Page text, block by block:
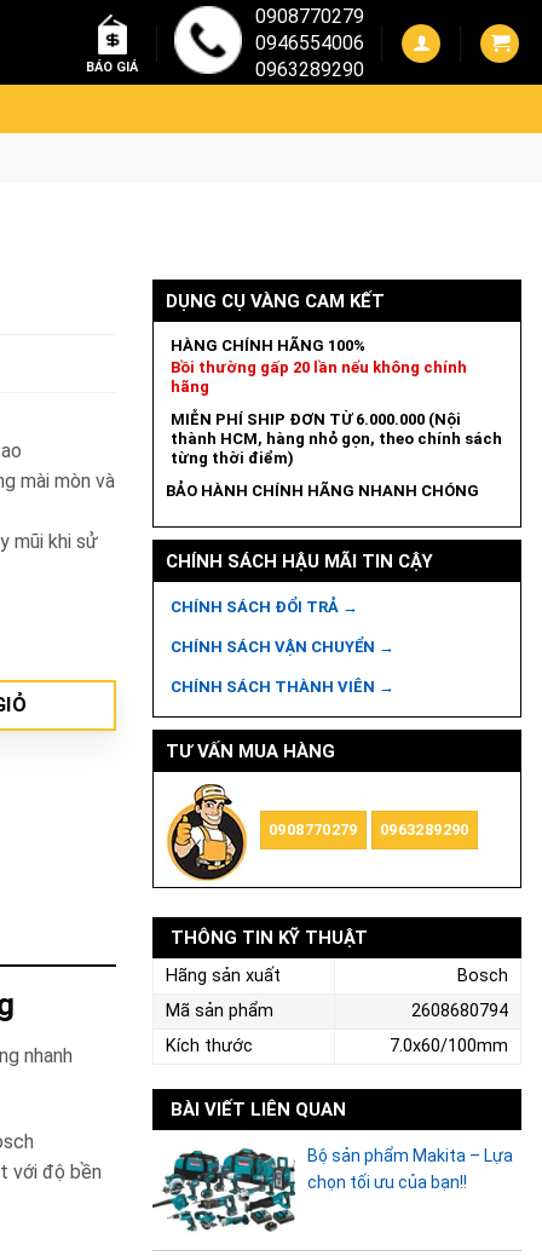
BÁO GIÁ
0908770279
0946554006
0963289290
mài mòn và
mũi khi sử
lượng
DỤNG CỤ VÀNG CAM KẾT
HÀNG CHÍNH HÃNG 100%
Bồi thường gấp 20 lần nếu không chính
hãng
MIỄN PHÍ SHIP ĐƠN TỪ 6.000.000 (Nội
thành HCM, hàng nhỏ gọn, theo chính sách
từng thời điểm)
BẢO HÀNH CHÍNH HÃNG NHANH CHÓNG
CHÍNH SÁCH HẬU MÃI TIN CẬY
CHÍNH SÁCH ĐỔI TRẢ →
CHÍNH SÁCH VẬN CHUYỂN →
CHÍNH SÁCH THÀNH VIÊN →
TƯ VẤN MUA HÀNG
0908770279 0963289290
nhanh
với độ bền
THÔNG TIN KỸ THUẬT
Hãng sản xuất
Bosch
Mã sản phẩm
2608680794
Kích thước
7.0x60/100mm
BÀI VIẾT LIÊN QUAN
Bộ sản phẩm Makita – Lựa
chọn tối ưu của bạn!!